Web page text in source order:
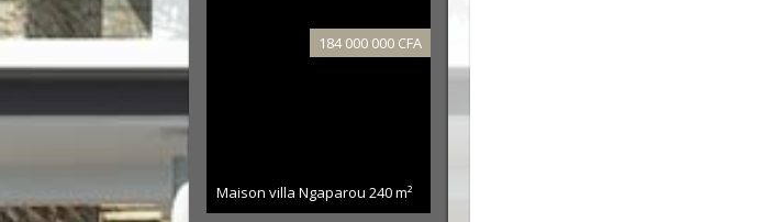
184 000 000 CFA
Maison villa Ngaparou 240 m²